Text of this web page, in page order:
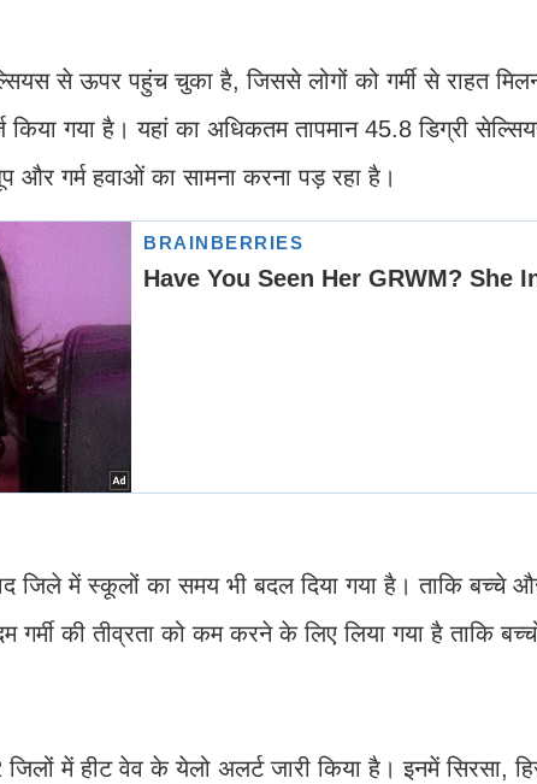
से ऊपर पहुंच चुका है, जिससे लोगों को गर्मी से राहत
किया गया है। यहां का अधिकतम तापमान 45.8 डिग्री
और गर्म हवाओं का सामना करना पड़ रहा है।
जिले में स्कूलों का समय भी बदल दिया गया है। ताकि बच्चे
की तीव्रता को कम करने के लिए लिया गया है ताकि
में हीट वेव के येलो अलर्ट जारी किया है। इनमें सिरसा,